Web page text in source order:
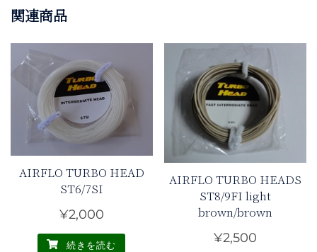
関連商品
AIRFLO TURBO HEAD
ST6/7SI
¥2,000
続きを読む
AIRFLO TURBO HEADS
ST8/9FI light
brown/brown
¥2,500